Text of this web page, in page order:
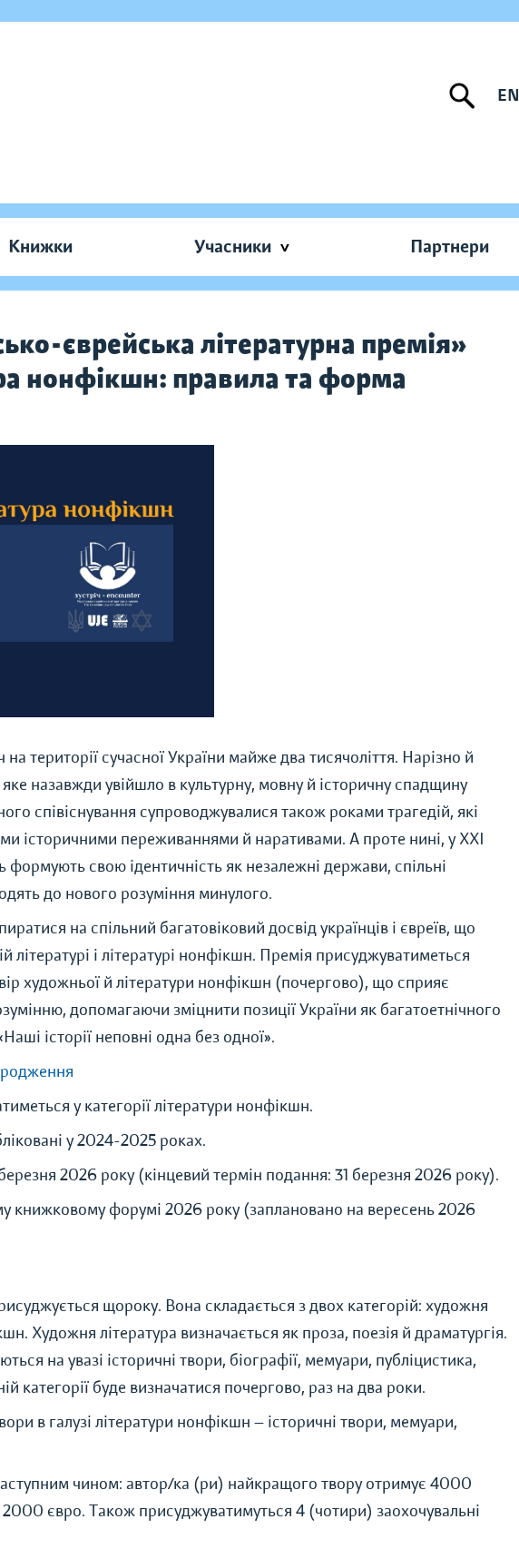
EN
Книжки Учасники Партнери
єврейська літературна премія»
нонфікшн: правила та форма
на території сучасної України майже два тисячоліття. Нарізно й
назавжди увійшло в культурну, мовну й історичну спадщину
співіснування супроводжувалися також роками трагедій, які
історичними переживаннями й наративами. А проте нині, у XXI
формують свою ідентичність як незалежні держави, спільні
до нового розуміння минулого.
на спільний багатовіковий досвід українців і євреїв, що
і літературі нонфікшн. Премія присуджуватиметься
художньої й літератури нонфікшн (почергово), що сприяє
допомагаючи зміцнити позиції України як багатоетнічного
історії неповні одна без одної».
у категорії літератури нонфікшн.
у 2024-2025 роках.
2026 року (кінцевий термін подання: 31 березня 2026 року).
книжковому форумі 2026 року (заплановано на вересень 2026
щороку. Вона складається з двох категорій: художня
Художня література визначається як проза, поезія й драматургія.
на увазі історичні твори, біографії, мемуари, публіцистика,
категорії буде визначатися почергово, раз на два роки.
в галузі літератури нонфікшн — історичні твори, мемуари,
чином: автор/ка (ри) найкращого твору отримує 4000
євро. Також присуджуватимуться 4 (чотири) заохочувальні